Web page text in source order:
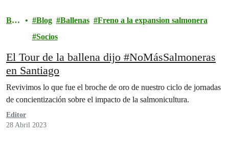
Blo
Blog Ballenas
Freno a la expansion salmonera
Socios
El Tour de la ballena dijo #NoMásSalmoneras
en Santiago
Revivimos lo que fue el broche de oro de nuestro ciclo de jornadas
de concientización sobre el impacto de la salmonicultura.
Editor
28 Abril 2023